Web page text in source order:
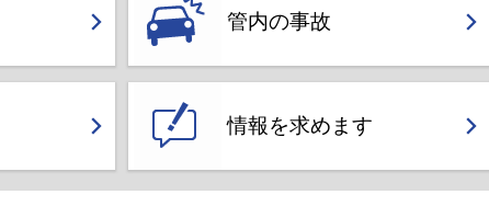
管内の事故
情報を求めます